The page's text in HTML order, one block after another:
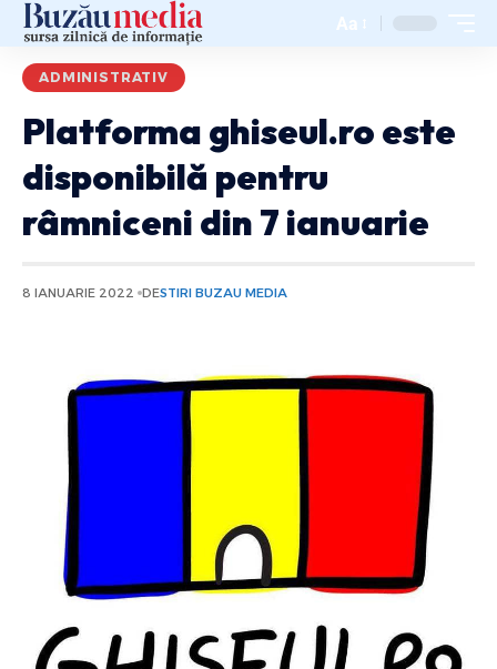
Aa
ADMINISTRATIV
Platforma ghiseul.ro este
disponibilă pentru
râmniceni din 7 ianuarie
8 IANUARIE 2022 DESTIRI BUZAU MEDIA